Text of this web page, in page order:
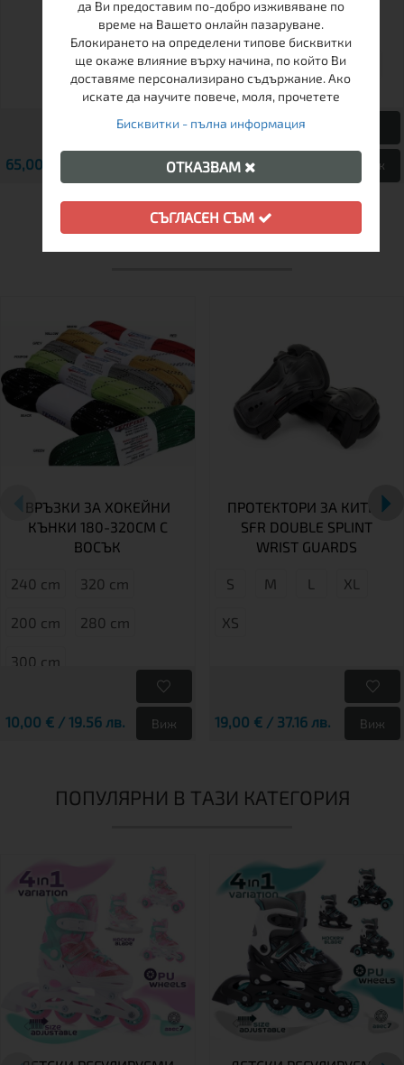
65,00 € / 127.13 лв. Виж
26-29 30-33 34-37
69,00 € / 134.95 лв. Виж
ДРУГИ КЛИЕНТИ ХАРЕСАХА
ВРЪЗКИ ЗА ХОКЕЙНИ
КЪНКИ 180-320CM С
ВОСЪК
240 cm 320 cm
200 cm 280 cm
300 cm
10,00 € / 19.56 лв. Виж
ПРОТЕКТОРИ ЗА КИТКА
SFR DOUBLE SPLINT
WRIST GUARDS
S М L XL
XS
19,00 € / 37.16 лв. Виж
ПОПУЛЯРНИ В ТАЗИ КАТЕГОРИЯ
да Ви предоставим по-добро изживяване по
време на Вашето онлайн пазаруване.
Блокирането на определени типове бисквитки
ще окаже влияние върху начина, по който Ви
доставяме персонализирано съдържание. Ако
искате да научите повече, моля, прочетете
Бисквитки - пълна информация
ОТКАЗВАМ
СЪГЛАСЕН СЪМ